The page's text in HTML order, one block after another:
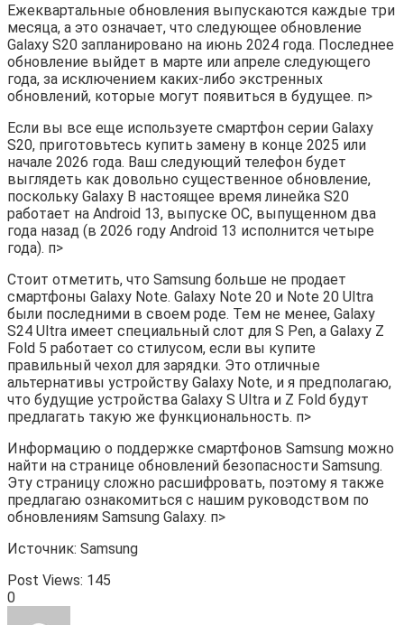
Ежеквартальные обновления выпускаются каждые три
месяца, а это означает, что следующее обновление
Galaxy S20 запланировано на июнь 2024 года. Последнее
обновление выйдет в марте или апреле следующего
года, за исключением каких-либо экстренных
обновлений, которые могут появиться в будущее. п>
Если вы все еще используете смартфон серии Galaxy
S20, приготовьтесь купить замену в конце 2025 или
начале 2026 года. Ваш следующий телефон будет
выглядеть как довольно существенное обновление,
поскольку Galaxy В настоящее время линейка S20
работает на Android 13, выпуске ОС, выпущенном два
года назад (в 2026 году Android 13 исполнится четыре
года). п>
Стоит отметить, что Samsung больше не продает
смартфоны Galaxy Note. Galaxy Note 20 и Note 20 Ultra
были последними в своем роде. Тем не менее, Galaxy
S24 Ultra имеет специальный слот для S Pen, а Galaxy Z
Fold 5 работает со стилусом, если вы купите
правильный чехол для зарядки. Это отличные
альтернативы устройству Galaxy Note, и я предполагаю,
что будущие устройства Galaxy S Ultra и Z Fold будут
предлагать такую ​​же функциональность. п>
Информацию о поддержке смартфонов Samsung можно
найти на странице обновлений безопасности Samsung.
Эту страницу сложно расшифровать, поэтому я также
предлагаю ознакомиться с нашим руководством по
обновлениям Samsung Galaxy. п>
Источник: Samsung
Post Views: 145
0